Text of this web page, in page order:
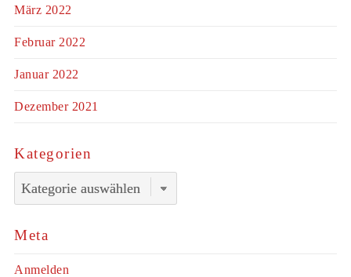
März 2022
Februar 2022
Januar 2022
Dezember 2021
Kategorien
Kategorien
Meta
Anmelden